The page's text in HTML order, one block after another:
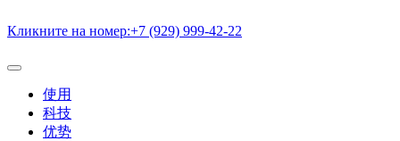
Кликните на номер:+7 (929) 999-42-22
使用
科技
优势